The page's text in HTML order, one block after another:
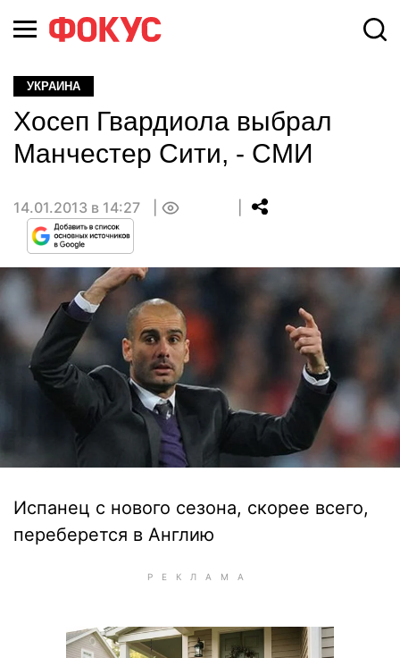
УКРАИНА
Хосеп Гвардиола выбрал
Манчестер Cити, - СМИ
14.01.2013 в 14:27
Испанец с нового сезона, скорее всего,
переберется в Англию